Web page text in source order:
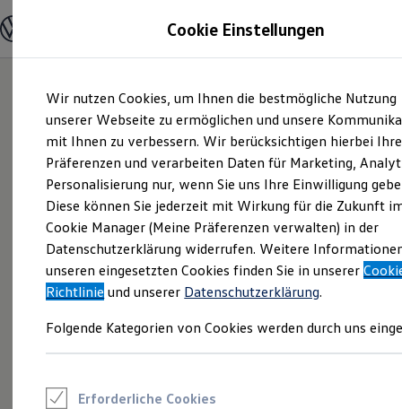
Hauptinhalt
springen
Footer
springen
Modelle und Konfigurator
Modelle vergleichen
Elektroautos
ENERGY Sondermodelle
Nutzfahrzeuge
SUV und CUV
Familienautos
Kombis
Kompaktwagen
Sportwagen
Schnell verfügbare Fahrzeuge
Angebote und Produkte
Aktuelle Angebote
E-Auto-Förderung
Volkswagen Marktplatz
Junge Gebrauchtwagen und Gebrauchtwagen
Saisonangebote
Cookie Einstellungen
Wir nutzen Cookies, um Ihnen die bestmögliche Nutzung
unserer Webseite zu ermöglichen und unsere
mit Ihnen zu verbessern. Wir berücksichtigen hierbei Ihre
Präferenzen und verarbeiten Daten für Marketing,
Personalisierung nur, wenn Sie uns Ihre Einwilligung
Diese können Sie jederzeit mit Wirkung für die Zukunft
Cookie Manager (Meine Präferenzen verwalten) in der
Datenschutzerklärung widerrufen. Weitere
unseren eingesetzten Cookies finden Sie in unserer
Richtlinie und unserer Datenschutzerklärung.
Folgende Kategorien von Cookies werden durch uns
Erforderliche Cookies